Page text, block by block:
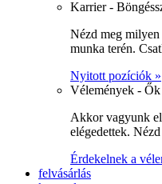
Karrier -
Nézd meg
munka terén.
Nyitott pozíciók »
Vélemények -
Akkor vagyunk
elégedettek.
Érdekelnek a
felvásárlás